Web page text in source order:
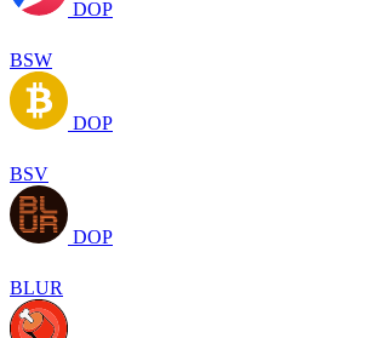
DOP
BSW
DOP
BSV
DOP
BLUR